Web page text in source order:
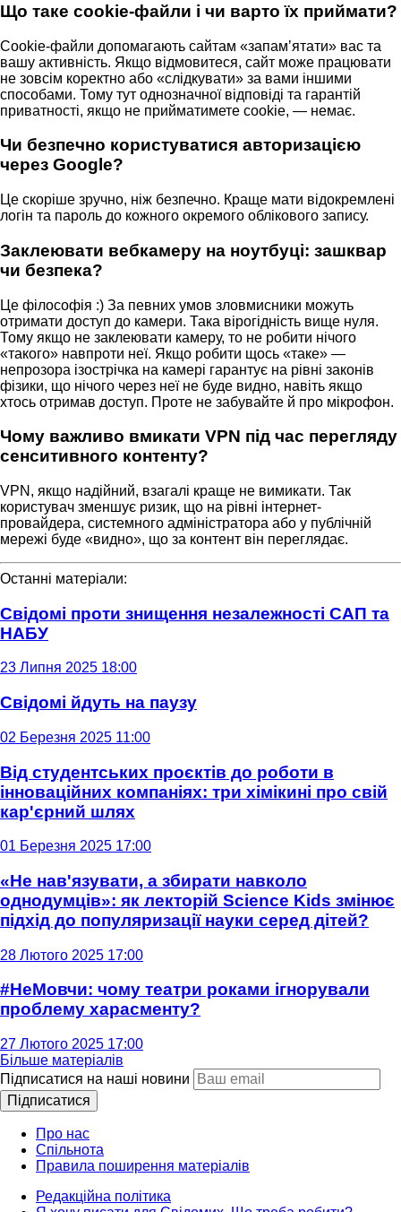
Що таке cookie-файли і чи варто їх приймати?
Cookie-файли допомагають сайтам «запамʼятати» вас та
вашу активність. Якщо відмовитеся, сайт може працювати
не зовсім коректно або «слідкувати» за вами іншими
способами. Тому тут однозначної відповіді та гарантій
приватності, якщо не прийматимете cookie, — немає.
Чи безпечно користуватися авторизацією
через Google?
Це скоріше зручно, ніж безпечно. Краще мати відокремлені
логін та пароль до кожного окремого облікового запису.
Заклеювати вебкамеру на ноутбуці: зашквар
чи безпека?
Це філософія :) За певних умов зловмисники можуть
отримати доступ до камери. Така вірогідність вище нуля.
Тому якщо не заклеювати камеру, то не робити нічого
«такого» навпроти неї. Якщо робити щось «таке» —
непрозора ізострічка на камері гарантує на рівні законів
фізики, що нічого через неї не буде видно, навіть якщо
хтось отримав доступ. Проте не забувайте й про мікрофон.
Чому важливо вмикати VPN під час перегляду
сенситивного контенту?
VPN, якщо надійний, взагалі краще не вимикати. Так
користувач зменшує ризик, що на рівні інтернет-
провайдера, системного адміністратора або у публічній
мережі буде «видно», що за контент він переглядає.
Останні матеріали:
Свідомі проти знищення незалежності САП та
НАБУ
23 Липня 2025 18:00
Свідомі йдуть на паузу
02 Березня 2025 11:00
Від студентських проєктів до роботи в
інноваційних компаніях: три хімікині про свій
кар'єрний шлях
01 Березня 2025 17:00
«Не нав'язувати, а збирати навколо
однодумців»: як лекторій Science Kids змінює
підхід до популяризації науки серед дітей?
28 Лютого 2025 17:00
#НеМовчи: чому театри роками ігнорували
проблему харасменту?
27 Лютого 2025 17:00
Більше матеріалів
Підписатися на наші новини
Підписатися
Про нас
Спільнота
Правила поширення матеріалів
Редакційна політика